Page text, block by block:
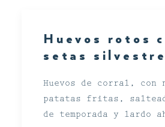
Huevos rotos
setas
Huevos de corral, con
patatas fritas,
de temporada y lardo